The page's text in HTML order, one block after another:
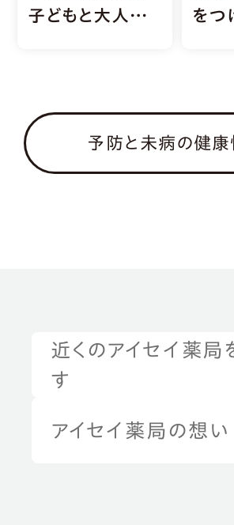
子どもと大人の
をつ
予防と未病の健康
症状・お悩みから探す
部位から探す
近くのアイセイ薬局
す
アイセイ薬局の想い